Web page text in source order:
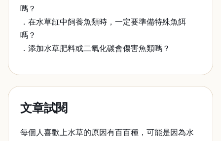
嗎？
．在水草缸中飼養魚類時，一定要準備特殊魚餌
嗎？
．添加水草肥料或二氧化碳會傷害魚類嗎？
文章試閱
每個人喜歡上水草的原因有百百種，可能是因為水